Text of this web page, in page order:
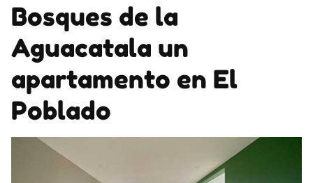
Bosques de la
Aguacatala un
apartamento en El
Poblado